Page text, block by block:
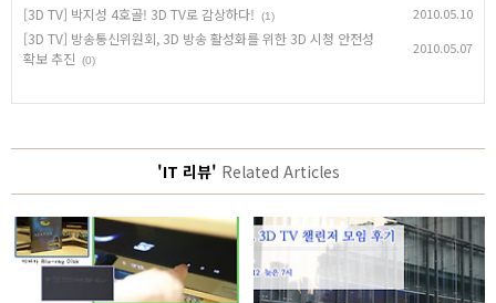
[3D TV] 박지성 4호골! 3D TV로 감상하다! (1) 2010.05.10
[3D TV] 방송통신위원회, 3D 방송 활성화를 위한 3D 시청 안전성
확보 추진
(0)
2010.05.07
'IT 리뷰' Related Articles